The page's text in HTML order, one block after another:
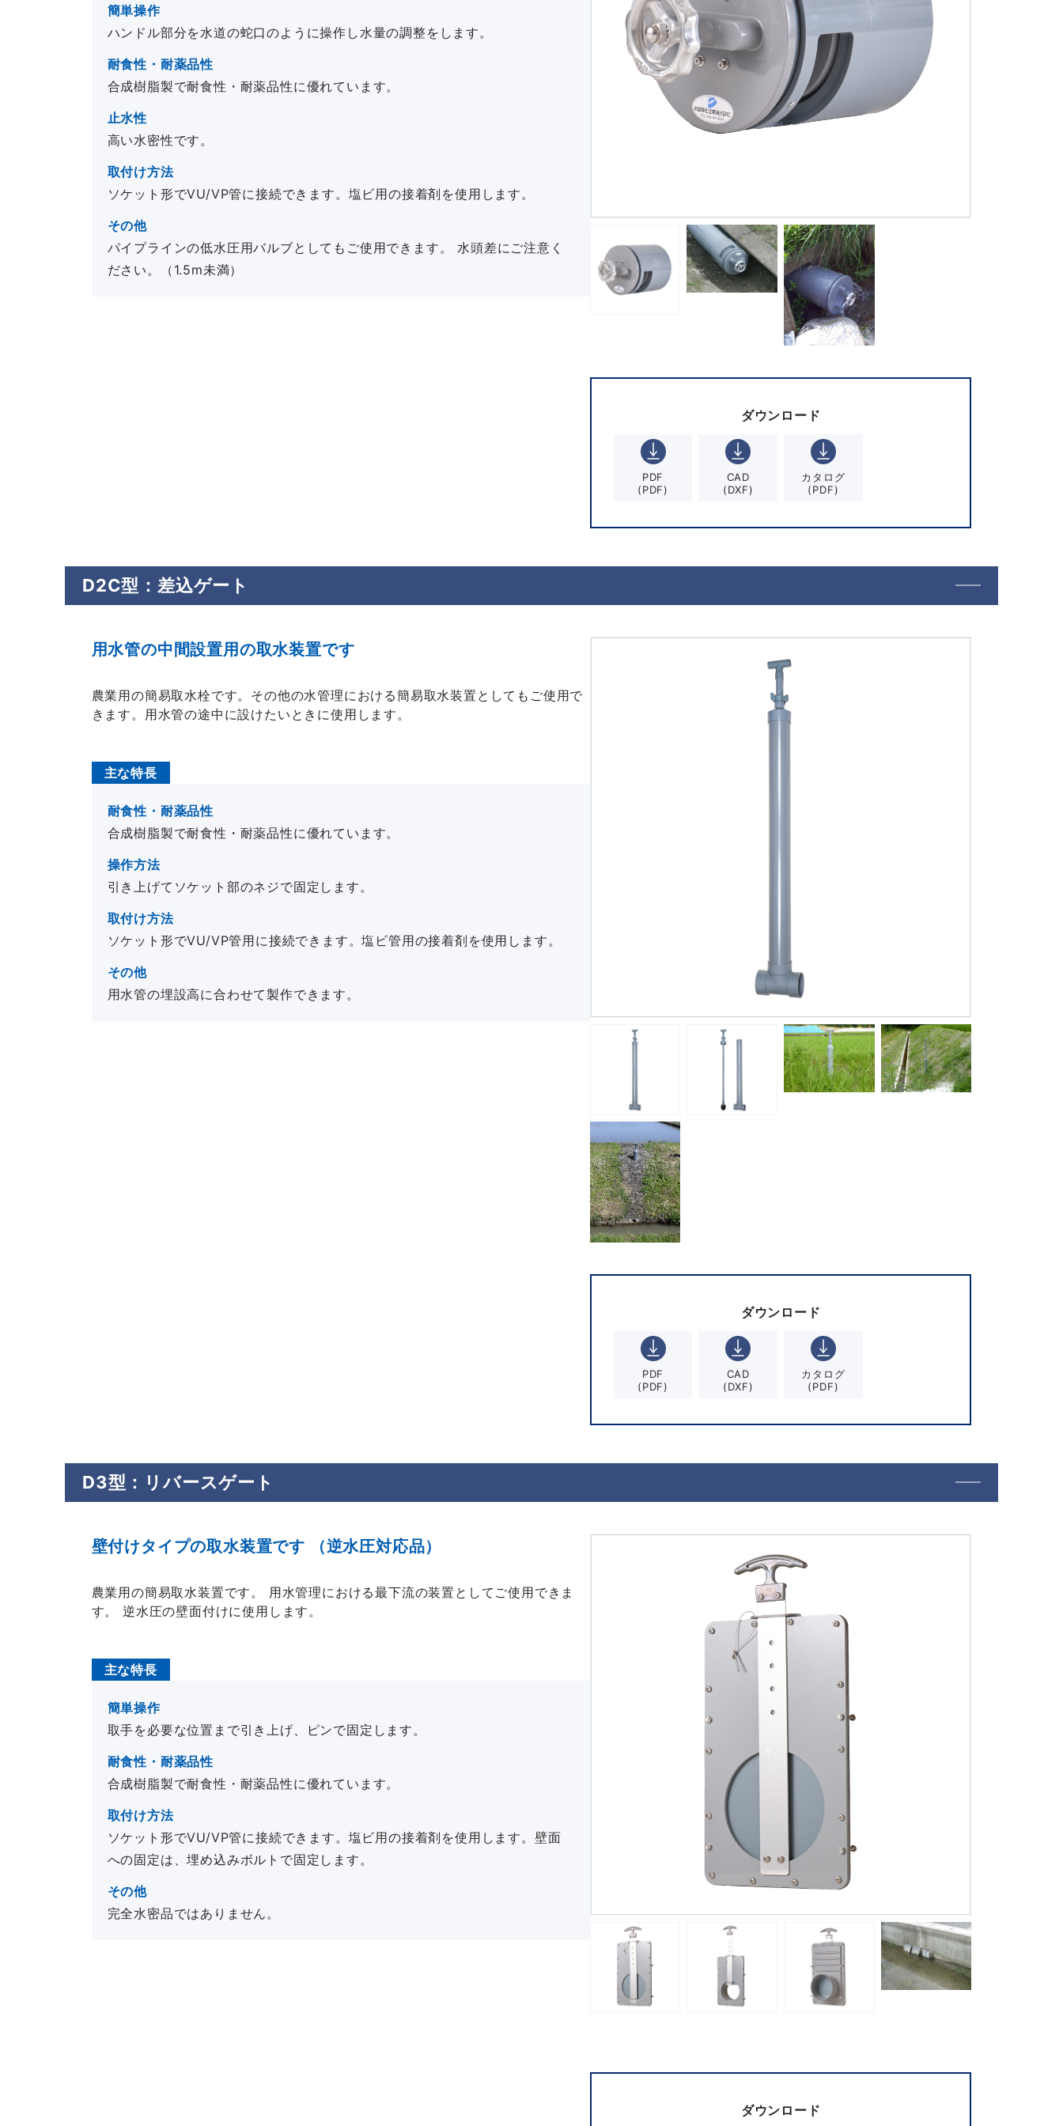
ダウンロード
PDF
(PDF)
CAD
(DXF)
カタログ
(PDF)
簡単操作
ハンドル部分を水道の蛇口のように操作し水量の調整をします。
耐食性・耐薬品性
合成樹脂製で耐食性・耐薬品性に優れています。
止水性
高い水密性です。
取付け方法
ソケット形でVU/VP管に接続できます。塩ビ用の接着剤を使用します。
その他
パイプラインの低水圧用バルブとしてもご使用できます。 水頭差にご注意く
ださい。（1.5m未満）
D2C型：差込ゲート
ダウンロード
PDF
(PDF)
CAD
(DXF)
カタログ
(PDF)
用水管の中間設置用の取水装置です
農業用の簡易取水栓です。その他の水管理における簡易取水装置としてもご使用で
きます。用水管の途中に設けたいときに使用します。
主な特長
耐食性・耐薬品性
合成樹脂製で耐食性・耐薬品性に優れています。
操作方法
引き上げてソケット部のネジで固定します。
取付け方法
ソケット形でVU/VP管用に接続できます。塩ビ管用の接着剤を使用します。
その他
用水管の埋設高に合わせて製作できます。
D3型：リバースゲート
ダウンロード
壁付けタイプの取水装置です （逆水圧対応品）
農業用の簡易取水装置です。 用水管理における最下流の装置としてご使用できま
す。 逆水圧の壁面付けに使用します。
主な特長
簡単操作
取手を必要な位置まで引き上げ、ピンで固定します。
耐食性・耐薬品性
合成樹脂製で耐食性・耐薬品性に優れています。
取付け方法
ソケット形でVU/VP管に接続できます。塩ビ用の接着剤を使用します。壁面
への固定は、埋め込みボルトで固定します。
その他
完全水密品ではありません。